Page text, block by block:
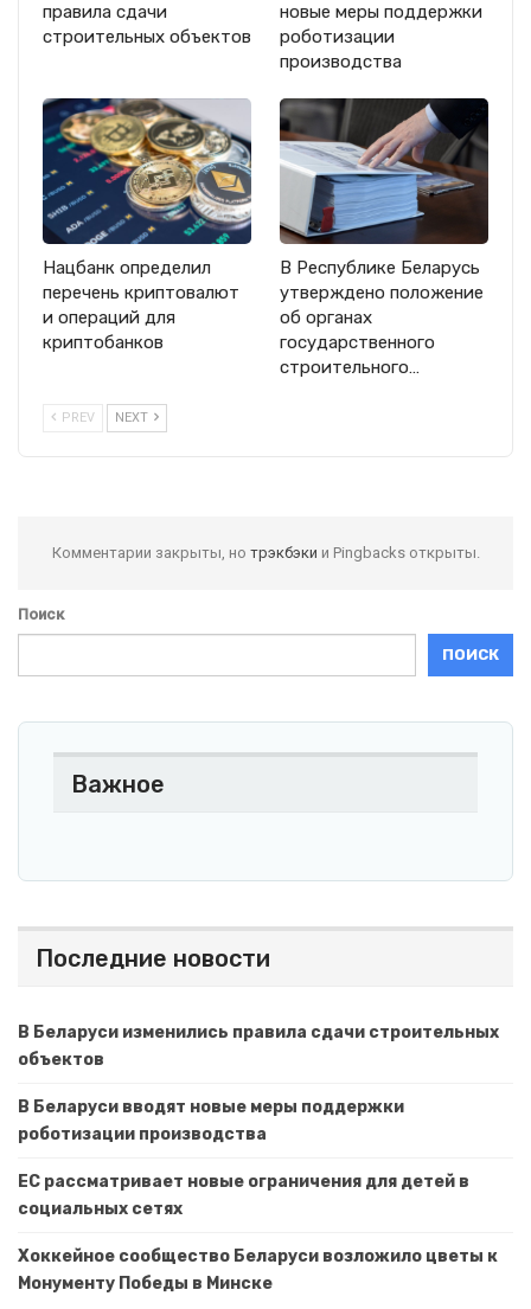
правила сдачи
строительных объектов
новые меры поддержки
роботизации
производства
Нацбанк определил
перечень криптовалют
и операций для
криптобанков
В Республике Беларусь
утверждено положение
об органах
государственного
строительного…
PREV NEXT
Комментарии закрыты, но трэкбэки и Pingbacks открыты.
Поиск
ПОИСК
Важное
Последние новости
В Беларуси изменились правила сдачи строительных
объектов
В Беларуси вводят новые меры поддержки
роботизации производства
ЕС рассматривает новые ограничения для детей в
социальных сетях
Хоккейное сообщество Беларуси возложило цветы к
Монументу Победы в Минске